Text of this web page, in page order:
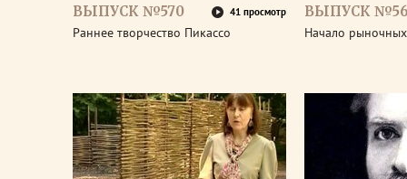
ВЫПУСК №570 41 просмотр
Раннее творчество Пикассо
ВЫПУСК
Начало